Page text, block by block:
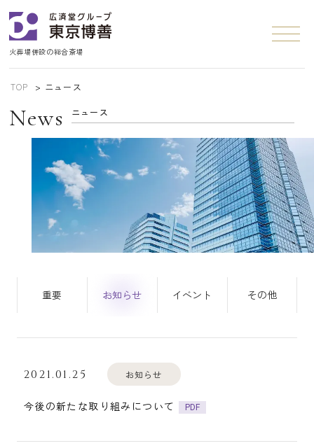
火葬場併設の総合斎場
TOP ニュース
News ニュース
重要 お知らせ イベント その他
2021.01.25 お知らせ
今後の新たな取り組みについて PDF